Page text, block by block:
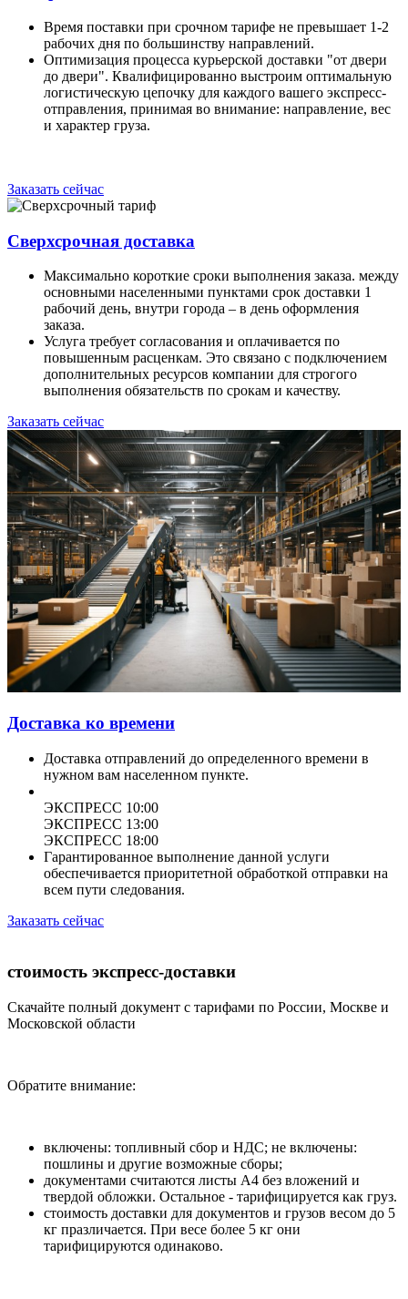
Время поставки при срочном тарифе не превышает 1-2
рабочих дня по большинству направлений.
Оптимизация процесса курьерской доставки "от двери
до двери". Квалифицированно выстроим оптимальную
логистическую цепочку для каждого вашего экспресс-
отправления, принимая во внимание: направление, вес
и характер груза.
Заказать сейчас
Сверхсрочная доставка
Максимально короткие сроки выполнения заказа. между
основными населенными пунктами срок доставки 1
рабочий день, внутри города – в день оформления
заказа.
Услуга требует согласования и оплачивается по
повышенным расценкам. Это связано с подключением
дополнительных ресурсов компании для строгого
выполнения обязательств по срокам и качеству.
Заказать сейчас
Доставка ко времени
Доставка отправлений до определенного времени в
нужном вам населенном пункте.
ЭКСПРЕСС 10:00
ЭКСПРЕСС 13:00
ЭКСПРЕСС 18:00
Гарантированное выполнение данной услуги
обеспечивается приоритетной обработкой отправки на
всем пути следования.
Заказать сейчас
стоимость экспресс-доставки
Скачайте полный документ с тарифами по России, Москве и
Московской области
Обратите внимание:
включены: топливный сбор и НДС; не включены:
пошлины и другие возможные сборы;
документами считаются листы А4 без вложений и
твердой обложки. Остальное - тарифицируется как груз.
стоимость доставки для документов и грузов весом до 5
кг празличается. При весе более 5 кг они
тарифицируются одинаково.